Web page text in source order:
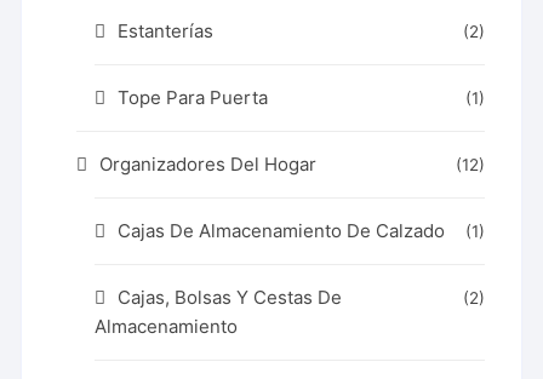
Estanterías (2)
Tope Para Puerta (1)
Organizadores Del Hogar (12)
Cajas De Almacenamiento De Calzado (1)
Cajas, Bolsas Y Cestas De
Almacenamiento
(2)